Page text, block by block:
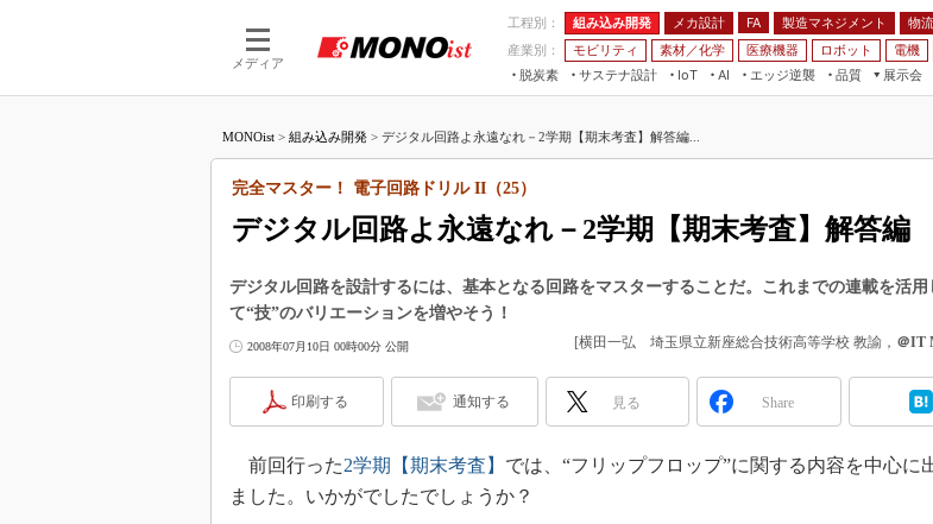
メディア
工程別： 組み込み開発 メカ設計 FA 製造マネジメント 物流
産業別：
モビリティ 素材／化学 医療機器 ロボット 電機
脱炭素
サステナ設計
IoT
つながる工場
AI
AI×設備保全
エッジ逆襲 品質
展示会
JIMTOF
IIFES
ジャパンモビリティショー
TECHNO-FRONTIER
人テク展
スマート工場EXPO
VR／AR
FPGA
Windows Embedded
車載ソフト開発
ISO26262
FA
素材／化学
MONOist > 組み込み開発 > デジタル回路よ永遠なれ－2学期【期末考査】解答編...
デジタル回路よ永遠なれ－2学期【期末考査】解答編
完全マスター！ 電子回路ドリル II（25）
デジタル回路を設計するには、基本となる回路をマスターすることだ。これまでの連載を活用
て“技”のバリエーションを増やそう！
2008年07月10日 00時00分 公開 [横田一弘 埼玉県立新座総合技術高等学校 教諭， ＠IT
印刷する 通知する 見る Share
前回行った2学期【期末考査】 では、“フリップフロップ”に関する内容を中心に
ました。いかがでしたでしょうか？